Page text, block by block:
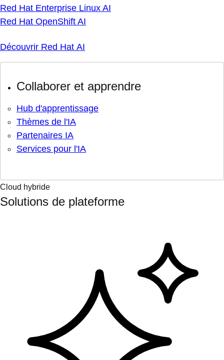
Red Hat Enterprise Linux AI
Red Hat OpenShift AI
Découvrir Red Hat AI
Collaborer et apprendre
Hub d'apprentissage
Thèmes de l'IA
Partenaires IA
Services pour l'IA
Cloud hybride
Solutions de plateforme